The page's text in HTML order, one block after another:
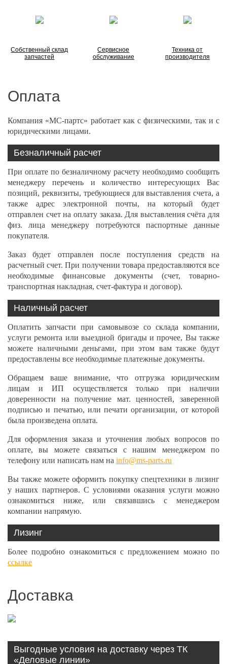
Собственный склад
запчастей
Сервисное
обслуживание
Техника от
производителя
Оплата
Компания «МС-партс» работает как с физическими, так и с
юридическими лицами.
Безналичный расчет
При оплате по безналичному расчету необходимо сообщить
менеджеру перечень и количество интересующих Вас
позиций, реквизиты, требующиеся для выставления счета, а
также адрес электронной почты, на который будет
отправлен счет на оплату заказа. Для выставления счёта для
физ. лица менеджеру потребуются паспортные данные
покупателя.
Заказ будет отправлен после поступления средств на
расчетный счет. При получении товара предоставляются все
необходимые финансовые документы (счет, товарно-
транспортная накладная, счет-фактура и договор).
Наличный расчет
Оплатить запчасти при самовывозе со склада компании,
услуги ремонта или выездной бригады и прочее, Вы также
можете наличными деньгами, при этом вам также будут
предоставлены все необходимые платежные документы.
Обращаем ваше внимание, что отгрузка юридическим
лицам и ИП осуществляется только при наличии
доверенности на получение мат. ценностей, заверенной
подписью и печатью, или печати организации, от которой
была произведена оплата.
Для оформления заказа и уточнения любых вопросов по
оплате, вы можете связаться с нашим менеджером по
телефону или написать нам на info@ms-parts.ru
Вы также можете оформить покупку спецтехники в лизинг
у наших партнеров. С условиями оказания услуги можно
ознакомиться ниже, или связавшись с менеджером
компании напрямую.
Лизинг
Более подробно ознакомиться с предложением можно по
ссылке
Доставка
Выгодные условия на доставку через ТК
«Деловые линии»